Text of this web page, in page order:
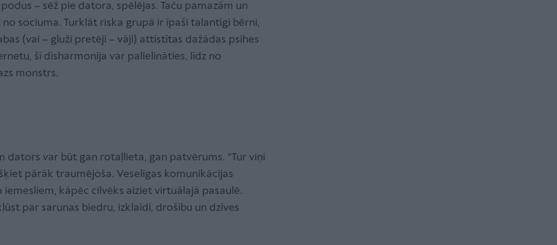
– sēž pie datora, spēlējas. Taču pamazām un
sociuma. Turklāt riska grupā ir īpaši talantīgi bērni,
(vai – gluži pretēji – vāji) attīstītas dažādas psihes
šī disharmonija var palielināties, līdz no
monstrs.
dators var būt gan rotaļlieta, gan patvērums. “Tur viņi
pārāk traumējoša. Veselīgas komunikācijas
kāpēc cilvēks aiziet virtuālajā pasaulē.
par sarunas biedru, izklaidi, drošību un dzīves